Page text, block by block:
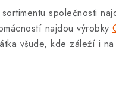
společnosti
najdou výrobky
všude, kde záleží i na